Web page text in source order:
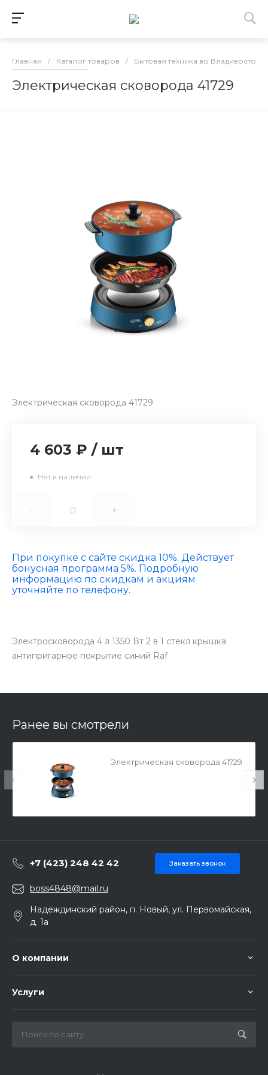
Главная / Каталог товаров / Бытовая техника во Владивостоке
Электрическая сковорода 41729
Электрическая сковорода 41729
4 603 ₽ / шт
Нет в наличии
- +
При покупке с сайте скидка 10%. Действует
бонусная программа 5%. Подробную
информацию по скидкам и акциям
уточняйте по телефону.
Электросковорода 4 л 1350 Вт 2 в 1 стекл крышка
антипригарное покрытие синий Raf
Ранее вы смотрели
Электрическая сковорода 41729
+7 (423) 248 42 42 Заказать звонок
boss4848@mail.ru
Надеждинский район, п. Новый, ул. Первомайская,
д. 1а
О компании
Услуги